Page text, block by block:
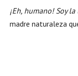
¡Eh, humano! Soy la
madre naturaleza